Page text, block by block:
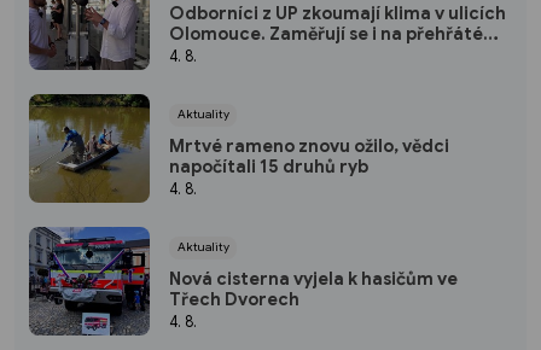
Odborníci z UP zkoumají klima v ulicích
Olomouce. Zaměřují se i na přehřáté
zastávky
4. 8.
Aktuality
Mrtvé rameno znovu ožilo, vědci
napočítali 15 druhů ryb
4. 8.
Aktuality
Nová cisterna vyjela k hasičům ve
Třech Dvorech
4. 8.